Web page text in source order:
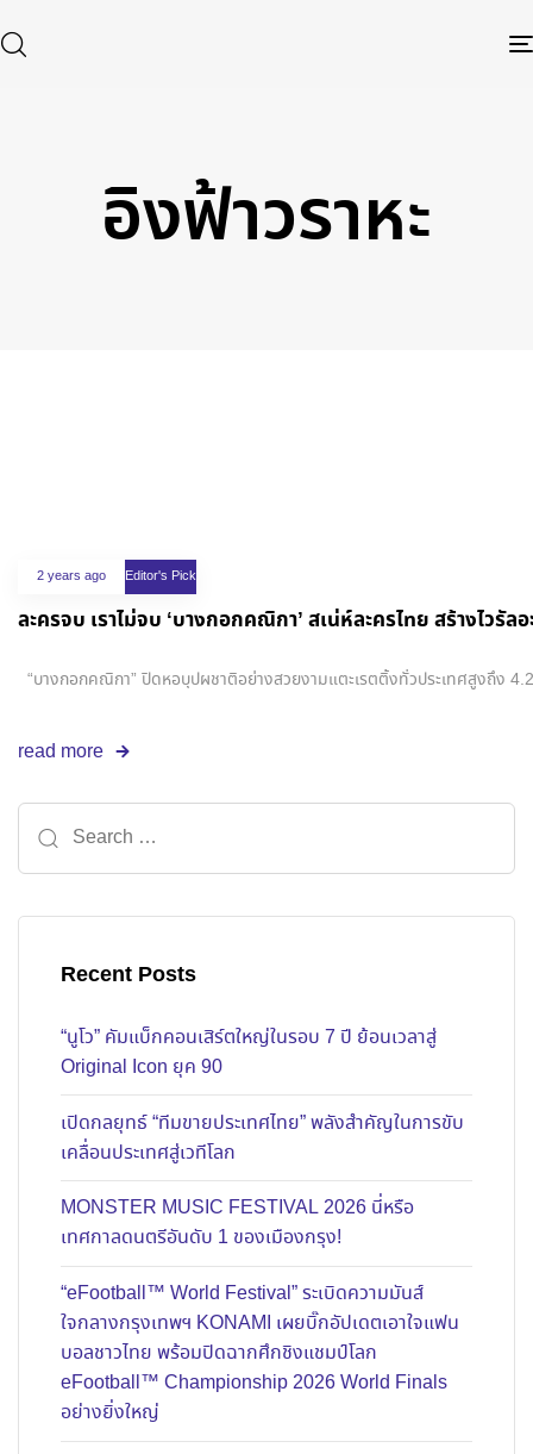
Type and hit enterอิงฟ้าวราหะ
2 years ago Editor's Pick
ละครจบ เราไม่จบ ‘บางกอกคณิกา’ สเน่ห์ละครไทย สร้างไวรัลอ
“บางกอกคณิกา” ปิดหอบุปผชาติอย่างสวยงามแตะเรตติ้งทั่วประเทศสูงถึง
read more
Recent Posts
“นูโว” คัมแบ็กคอนเสิร์ตใหญ่ในรอบ 7 ปี ย้อนเวลาสู่
Original Icon ยุค 90
เปิดกลยุทธ์ “ทีมขายประเทศไทย” พลังสำคัญในการขับ
เคลื่อนประเทศสู่เวทีโลก
MONSTER MUSIC FESTIVAL 2026 นี่หรือ
เทศกาลดนตรีอันดับ 1 ของเมืองกรุง!
“eFootball™ World Festival” ระเบิดความมันส์
ใจกลางกรุงเทพฯ KONAMI เผยบิ๊กอัปเดตเอาใจแฟน
บอลชาวไทย พร้อมปิดฉากศึกชิงแชมป์โลก
eFootball™ Championship 2026 World Finals
อย่างยิ่งใหญ่